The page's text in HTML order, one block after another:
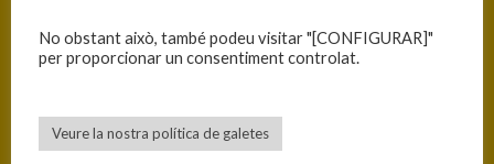
—
63
No obstant això, també podeu visitar "[CONFIGURAR]"
per proporcionar un consentiment controlat.
Veure la nostra política de galetes